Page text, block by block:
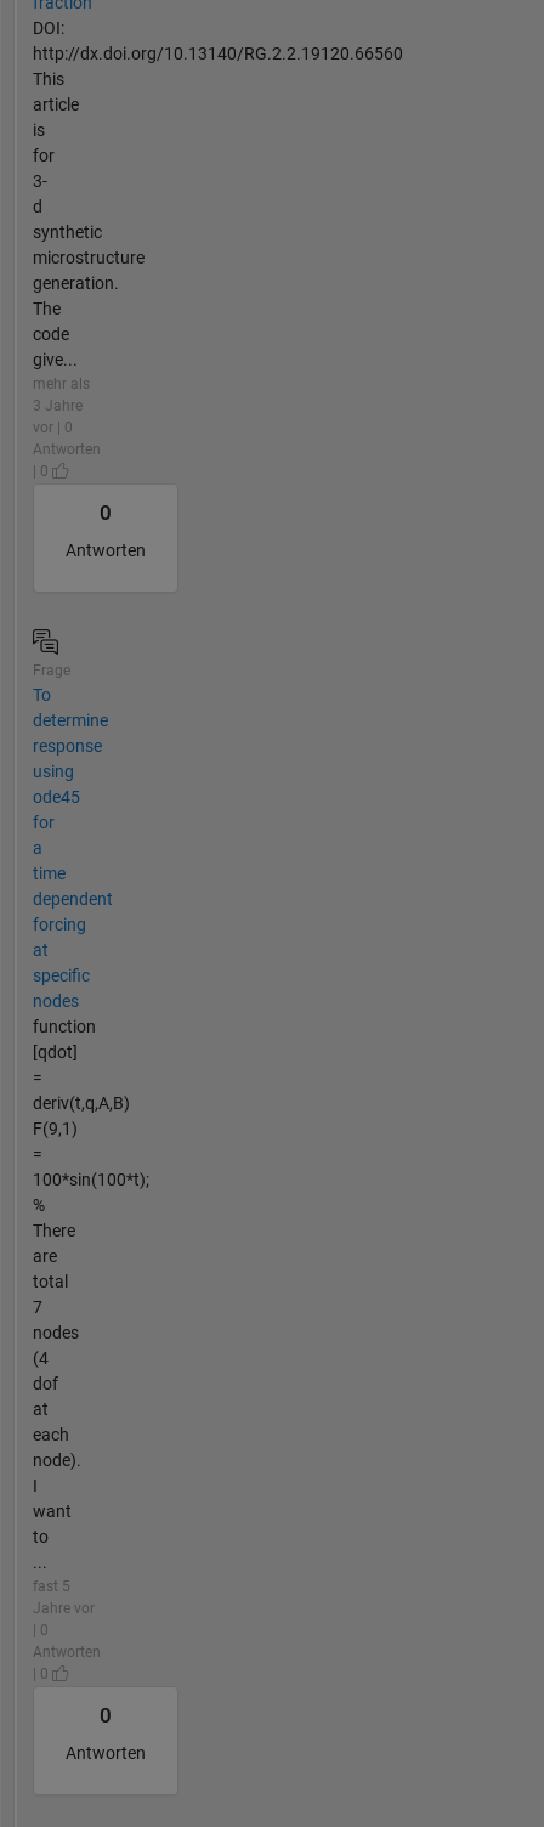
DOI:
http://dx.doi.org/10.13140/RG.2.2.19120.66560
This
article
is
for
3-
d
synthetic
microstructure
generation.
The
code
give...
mehr als
3 Jahre
vor | 0
Antworten
| 0
0
Antworten
Frage
To
determine
response
using
ode45
for
a
time
dependent
forcing
at
specific
nodes
function
[qdot]
=
deriv(t,q,A,B)
F(9,1)
=
100*sin(100*t);
%
There
are
total
7
nodes
(4
dof
at
each
node).
I
want
to
...
fast 5
Jahre vor
| 0
Antworten
| 0
0
Antworten